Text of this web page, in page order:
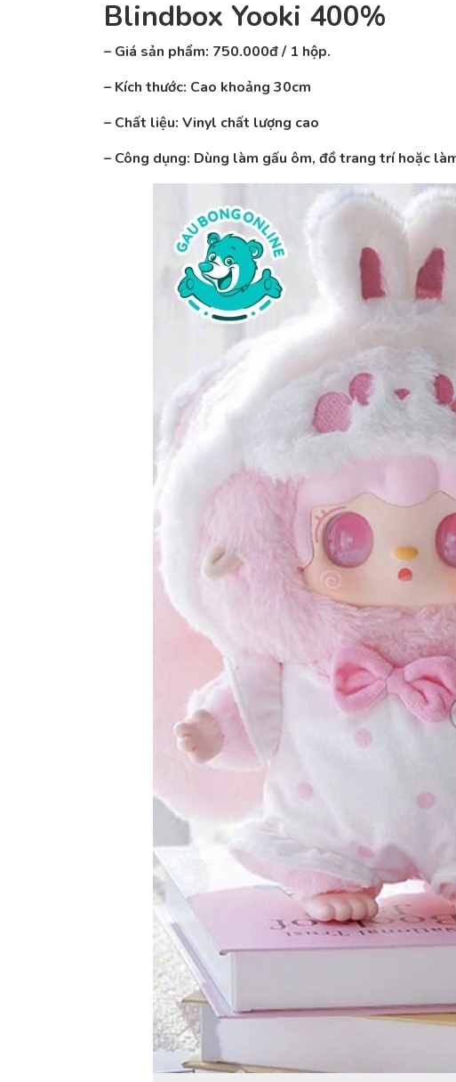
Blindbox Yooki 400%
– Giá sản phẩm: 750.000đ / 1 hộp.
– Kích thước: Cao khoảng 30cm
– Chất liệu: Vinyl chất lượng cao
– Công dụng: Dùng làm gấu ôm, đồ trang trí hoặc